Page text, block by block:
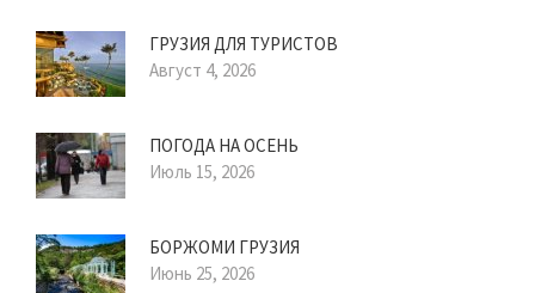
ГРУЗИЯ ДЛЯ ТУРИСТОВ
Август 4, 2026
ПОГОДА НА ОСЕНЬ
Июль 15, 2026
БОРЖОМИ ГРУЗИЯ
Июнь 25, 2026